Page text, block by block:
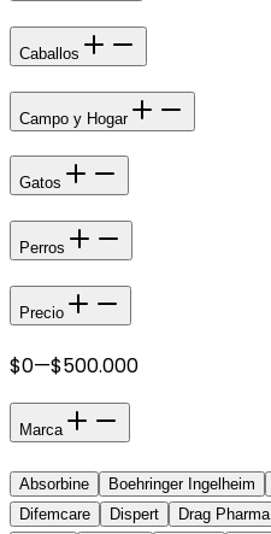
Caballos
Campo y Hogar
Gatos
Perros
Precio
$0—$500.000
Marca
Absorbine Boehringer Ingelheim
Difemcare
Dispert Drag Pharma